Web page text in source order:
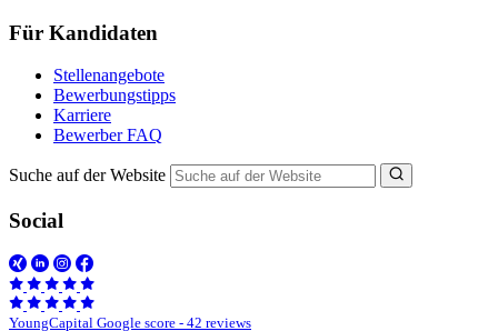
Für Kandidaten
Stellenangebote
Bewerbungstipps
Karriere
Bewerber FAQ
Suche auf der Website
Social
YoungCapital Google score - 42 reviews